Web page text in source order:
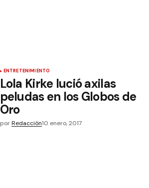
ENTRETENIMIENTO
Lola Kirke lució axilas
peludas en los Globos de
Oro
por Redacción10 enero, 2017